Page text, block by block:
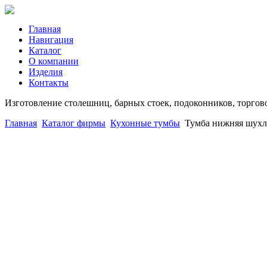
Главная
Навигация
Каталог
О компании
Изделия
Контакты
Изготовление столешниц, барных стоек, подоконников,
Главная Каталог фирмы Кухонные тумбы Тумба нижняя